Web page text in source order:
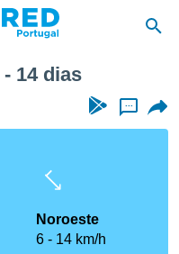
14 dias
...
Noroeste
6
14 km/h